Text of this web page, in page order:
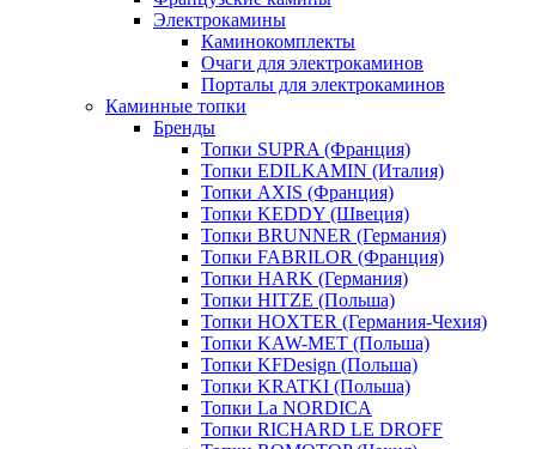
Электрокамины
Каминокомплекты
Очаги для электрокаминов
Порталы для электрокаминов
Каминные топки
Бренды
Топки SUPRA (Франция)
Топки EDILKAMIN (Италия)
Топки AXIS (Франция)
Топки KEDDY (Швеция)
Топки BRUNNER (Германия)
Топки FABRILOR (Франция)
Топки HARK (Германия)
Топки HITZE (Польша)
Топки HOXTER (Германия-Чехия)
Топки KAW-MET (Польша)
Топки KFDesign (Польша)
Топки KRATKI (Польша)
Топки La NORDICA
Топки RICHARD LE DROFF